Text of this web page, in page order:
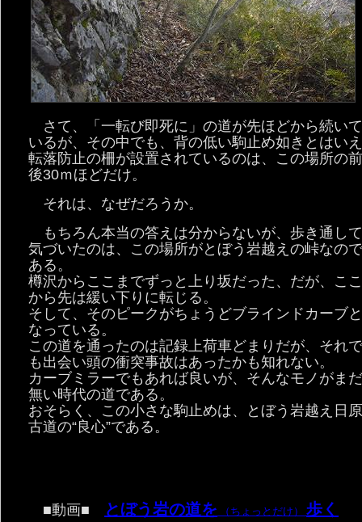
さて、「一転び即死に」の道が先ほどから続い
いるが、その中でも、背の低い駒止め如きとはい
転落防止の柵が設置されているのは、この場所の
後30ｍほどだけ。
それは、なぜだろうか。
もちろん本当の答えは分からないが、歩き通し
気づいたのは、この場所がとぼう岩越えの峠なの
ある。
樽沢からここまでずっと上り坂だった、だが、こ
から先は緩い下りに転じる。
そして、そのピークがちょうどブラインドカーブ
なっている。
この道を通ったのは記録上荷車どまりだが、それ
も出会い頭の衝突事故はあったかも知れない。
カーブミラーでもあれば良いが、そんなモノがま
無い時代の道である。
おそらく、この小さな駒止めは、とぼう岩越え日
古道の“良心”である。
■動画■ とぼう岩の道を （ちょっとだけ）歩く